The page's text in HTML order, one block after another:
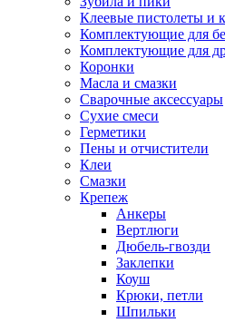
Клеевые пистолеты и
Комплектующие для
Комплектующие для
Коронки
Масла и смазки
Сварочные аксессуары
Сухие смеси
Герметики
Пены и отчистители
Клеи
Смазки
Крепеж
Анкеры
Вертлюги
Дюбель-гвозди
Заклепки
Коуш
Крюки, петли
Шпильки